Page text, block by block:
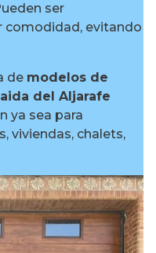
ser
comodidad, evitando
de modelos de
del Aljarafe
ya sea para
viviendas, chalets,